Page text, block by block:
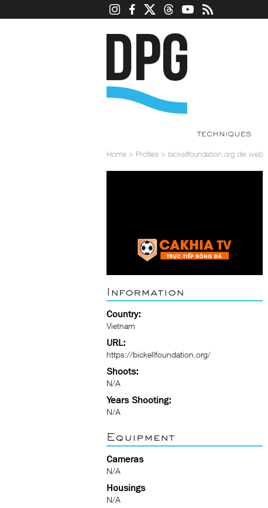
TECHNIQUES
Home > Profiles > bickellfoundation.org die web
Information
Country:
Vietnam
URL:
https://bickellfoundation.org/
Shoots:
N/A
Years Shooting:
N/A
Equipment
Cameras
N/A
Housings
N/A